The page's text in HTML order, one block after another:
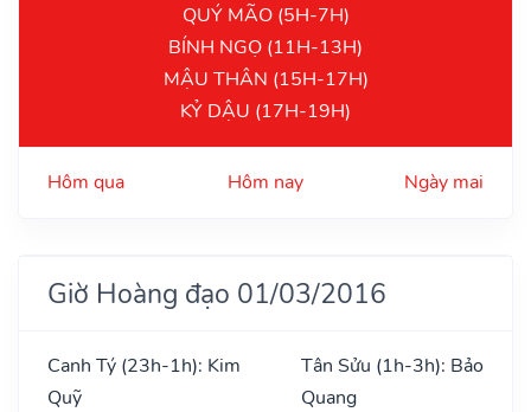
QUÝ MÃO (5H-7H)
BÍNH NGỌ (11H-13H)
MẬU THÂN (15H-17H)
KỶ DẬU (17H-19H)
Hôm qua Hôm nay Ngày mai
Giờ Hoàng đạo 01/03/2016
Canh Tý (23h-1h): Kim
Quỹ
Tân Sửu (1h-3h): Bảo
Quang